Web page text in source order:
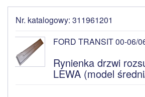
Nr. katalogowy: 311961201
FORD TRANSIT 00-06/
Rynienka drzwi
LEWA (model